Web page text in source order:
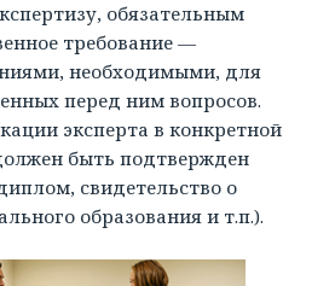
обязательным
требование —
необходимыми, для
перед ним вопросов.
эксперта в конкретной
быть подтвержден
свидетельство о
образования и т.п.).